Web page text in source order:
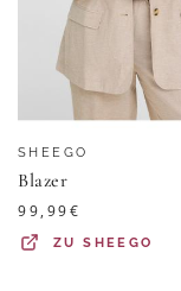
SHEEGO
Blazer
99,99€
ZUSHEEGO